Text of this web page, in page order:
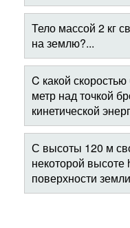
Тело массой 2 кг
на землю?...
C какой
метр над точкой
кинетической
С высоты 120 м
некоторой высоте
поверхности